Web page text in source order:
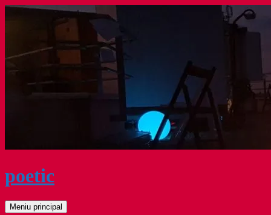
Sari
poetic
Caută
Meniu principal